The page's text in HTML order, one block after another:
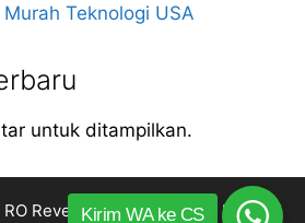
Teknologi USA
untuk ditampilkan.
Reverse Osmosis Harga Murah
Kirim WA ke CS